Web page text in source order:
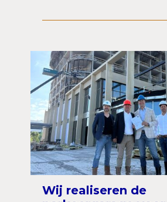
Wij realiseren de